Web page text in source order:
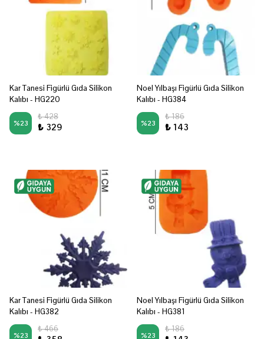
Kar Tanesi Figürlü Gıda Silikon
Kalıbı - HG220
%23
₺ 428
₺ 329
Noel Yılbaşı Figürlü Gıda Silikon
Kalıbı - HG384
%23
₺ 186
₺ 143
Kar Tanesi Figürlü Gıda Silikon
Kalıbı - HG382
%23
₺ 466
Noel Yılbaşı Figürlü Gıda Silikon
Kalıbı - HG381
%23
₺ 186